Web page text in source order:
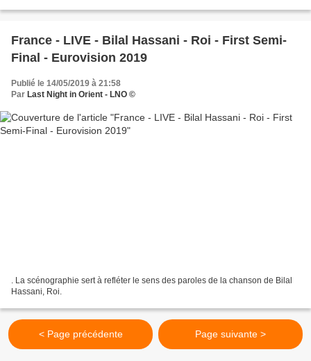
France - LIVE - Bilal Hassani - Roi - First Semi-
Final - Eurovision 2019
Publié le 14/05/2019 à 21:58
Par Last Night in Orient - LNO ©
. La scénographie sert à refléter le sens des paroles de la chanson de Bilal
Hassani, Roi.
< Page précédente Page suivante >